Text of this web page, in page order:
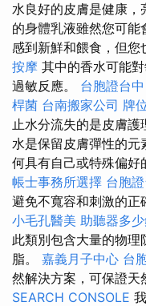
水良好的皮膚是健康
的身體乳液雖然您可
感到新鮮和餵食，但您
按摩 其中的香水可能
過敏反應。 台胞證台中
桿菌 台南搬家公司 牌
止水分流失的是皮膚護
水是保留皮膚彈性的
何具有自己或特殊偏好
帳士事務所選擇 台胞
避免不寬容和刺激的正
小毛孔醫美 助聽器多
此類別包含大量的物
脂。 嘉義月子中心 台
然解決方案，可保證天
SEARCH CONSOLE